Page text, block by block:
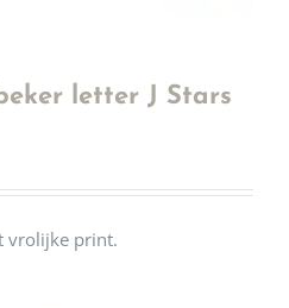
letter J Stars
vrolijke print.